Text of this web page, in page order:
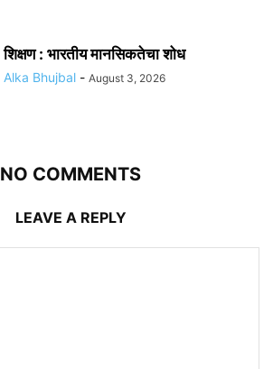
शिक्षण : भारतीय मानसिकतेचा शोध
Alka Bhujbal - August 3, 2026
NO COMMENTS
LEAVE A REPLY